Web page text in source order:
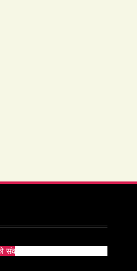
पाकिस्तानको पानी संकटको